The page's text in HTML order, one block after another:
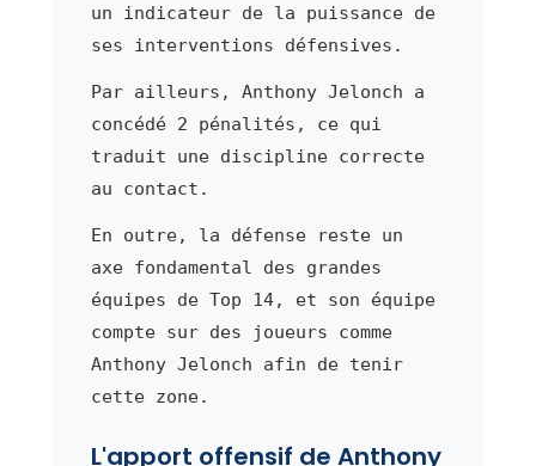
un indicateur de la puissance de
ses interventions défensives.
Par ailleurs, Anthony Jelonch a
concédé 2 pénalités, ce qui
traduit une discipline correcte
au contact.
En outre, la défense reste un
axe fondamental des grandes
équipes de Top 14, et son équipe
compte sur des joueurs comme
Anthony Jelonch afin de tenir
cette zone.
L'apport offensif de Anthony